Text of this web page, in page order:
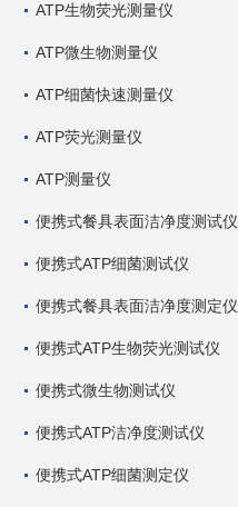
ATP生物荧光测量仪
ATP微生物测量仪
ATP细菌快速测量仪
ATP荧光测量仪
ATP测量仪
便携式餐具表面洁净度测试仪
便携式ATP细菌测试仪
便携式餐具表面洁净度测定仪
便携式ATP生物荧光测试仪
便携式微生物测试仪
便携式ATP洁净度测试仪
便携式ATP细菌测定仪